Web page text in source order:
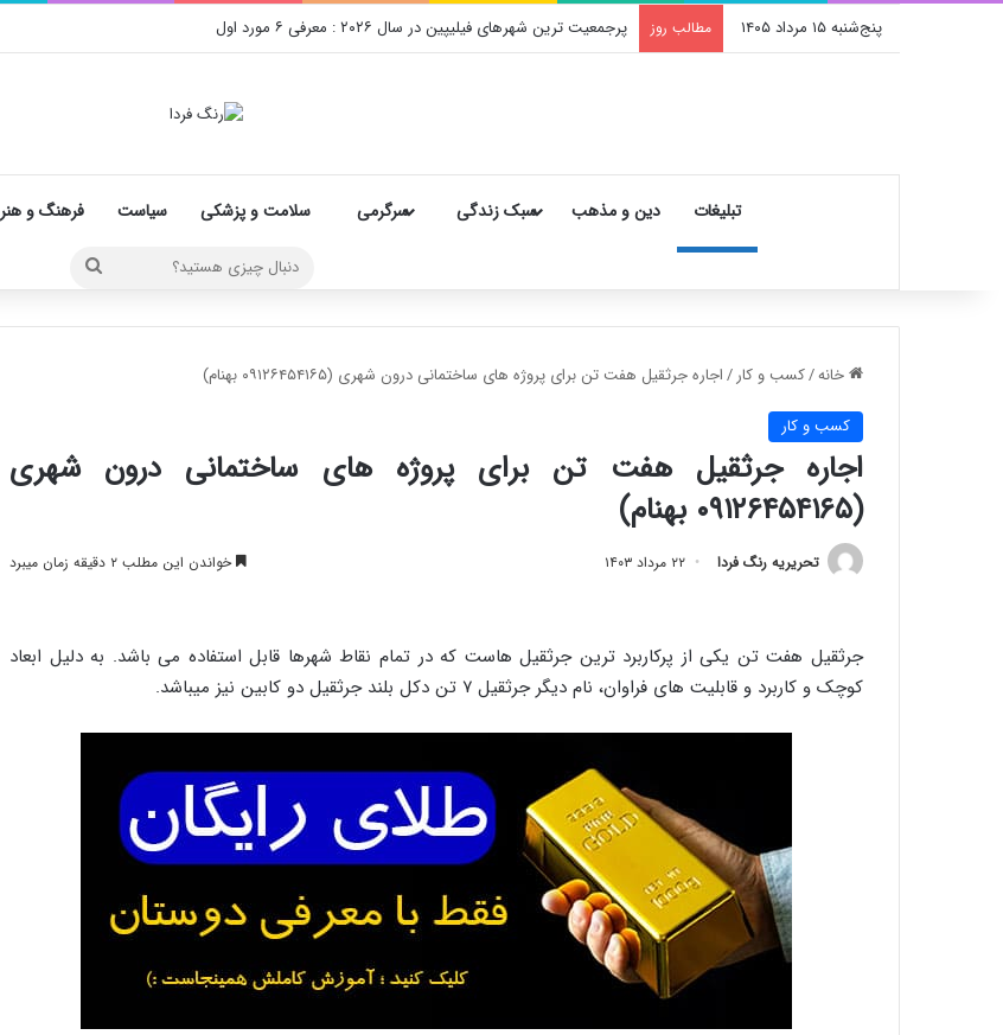
پنج‌شنبه ۱۵ مرداد ۱۴۰۵ مطالب روز جمعیت تهران در سال ۱۴۰۵ چقدر شده است؟ نگاهی به آخرین آمارها
تبلیغات دین و مذهب سبک زندگی سرگرمی سلامت و پزشکی سیاست فرهنگ و هنر
خانه/کسب و کار/اجاره جرثقیل هفت تن برای پروژه های ساختمانی درون شهری (۰۹۱۲۶۴۵۴۱۶۵ بهنام)
کسب و کار
اجاره جرثقیل هفت تن برای پروژه های ساختمانی درون شهری
(۰۹۱۲۶۴۵۴۱۶۵ بهنام)
تحریریه رنگ فردا ۲۲ مرداد ۱۴۰۳ خواندن این مطلب ۲ دقیقه زمان میبرد
جرثقیل هفت تن یکی از پرکاربرد ترین جرثقیل هاست که در تمام نقاط شهرها قابل استفاده می باشد. به دلیل ابعاد
کوچک و کاربرد و قابلیت های فراوان، نام دیگر جرثقیل ۷ تن دکل بلند جرثقیل دو کابین نیز میباشد.